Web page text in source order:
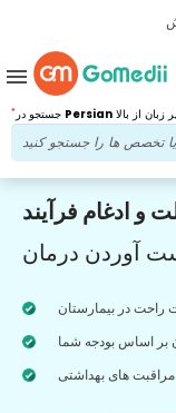
* Persian زبان از بالا
menu
و ادغام فرآیند
آوردن درمان
راحت در بیمارستان
بر اساس بودجه شما
های بهداشتی